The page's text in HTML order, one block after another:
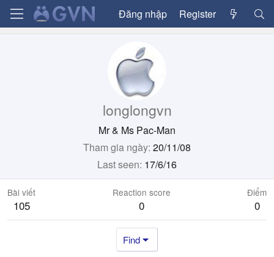
Đăng nhập Register
longlongvn
Mr & Ms Pac-Man
Tham gia ngày 20/11/08
Last seen 17/6/16
Bài viết
105
Reaction score
0
Điểm
0
Find